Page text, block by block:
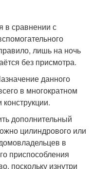
в сравнении с
лишь на ночь
без присмотра.
данного
в многократном
дополнительный
цилиндрового или
в
приспособления
поскольку изнутри